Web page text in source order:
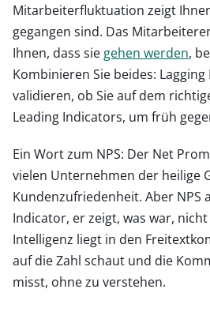
Mitarbeiterfluktuation zeigt
gegangen sind. Das
Ihnen, dass sie gehen werden,
Kombinieren Sie beides:
validieren, ob Sie auf dem
Leading Indicators, um früh
Ein Wort zum NPS: Der Net
vielen Unternehmen der heilige
Kundenzufriedenheit. Aber NPS
Indicator, er zeigt, was war,
Intelligenz liegt in den
auf die Zahl schaut und die
misst, ohne zu verstehen.